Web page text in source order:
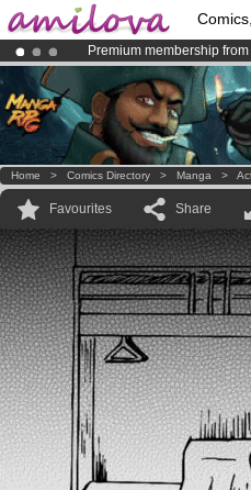
Premium membership from
Already 100000members
AmilovaKickstarter is now
Home > Comics Directory > Manga >
Favourites Share